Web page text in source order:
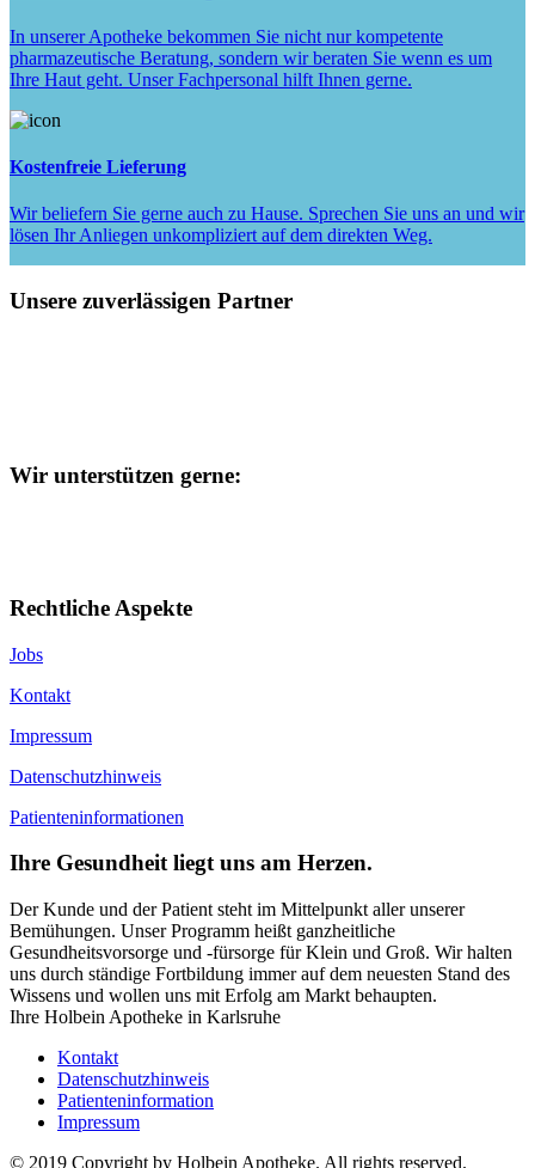
In unserer Apotheke bekommen Sie nicht nur kompetente
pharmazeutische Beratung, sondern wir beraten Sie wenn es um
Ihre Haut geht. Unser Fachpersonal hilft Ihnen gerne.
Kostenfreie Lieferung
Wir beliefern Sie gerne auch zu Hause. Sprechen Sie uns an und wir
lösen Ihr Anliegen unkompliziert auf dem direkten Weg.
Unsere zuverlässigen Partner
Wir unterstützen gerne:
Rechtliche Aspekte
Jobs
Kontakt
Impressum
Datenschutzhinweis
Patienteninformationen
Ihre Gesundheit liegt uns am Herzen.
Der Kunde und der Patient steht im Mittelpunkt aller unserer
Bemühungen. Unser Programm heißt ganzheitliche
Gesundheitsvorsorge und -fürsorge für Klein und Groß. Wir halten
uns durch ständige Fortbildung immer auf dem neuesten Stand des
Wissens und wollen uns mit Erfolg am Markt behaupten.
Ihre Holbein Apotheke in Karlsruhe
Kontakt
Datenschutzhinweis
Patienteninformation
Impressum
© 2019 Copyright by Holbein Apotheke. All rights reserved.